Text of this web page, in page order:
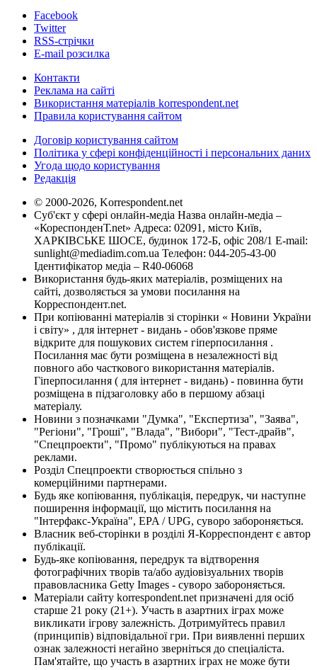
Facebook
Twitter
RSS-стрічки
E-mail розсилка
Контакти
Реклама на сайті
Використання матеріалів korrespondent.net
Правила користування сайтом
Договір користування сайтом
Політика у сфері конфіденційності і персональних даних
Угода щодо користування
Редакція
© 2000-2026, Korrespondent.net
Суб'єкт у сфері онлайн-медіа Назва онлайн-медіа –
«КореспонденТ.net» Адреса: 02091, місто Київ,
ХАРКІВСЬКЕ ШОСЕ, будинок 172-Б, офіс 208/1 E-mail:
sunlight@mediadim.com.ua Телефон: 044-205-43-00
Ідентифікатор медіа – R40-06068
Використання будь-яких матеріалів, розміщених на
сайті, дозволяється за умови посилання на
Корреспондент.net.
При копіюванні матеріалів зі сторінки « Новини України
і світу» , для інтернет - видань - обов'язкове пряме
відкрите для пошукових систем гіперпосилання .
Посилання має бути розміщена в незалежності від
повного або часткового використання матеріалів.
Гіперпосилання ( для інтернет - видань) - повинна бути
розміщена в підзаголовку або в першому абзаці
матеріалу.
Новини з позначками "Думка", "Експертиза", "Заява",
"Регіони", "Гроші", "Влада", "Вибори", "Тест-драйв",
"Спецпроекти", "Промо" публікуються на правах
реклами.
Розділ Спецпроекти створюється спільно з
комерційними партнерами.
Будь яке копіювання, публікація, передрук, чи наступне
поширення інформації, що містить посилання на
"Інтерфакс-Україна", EPA / UPG, суворо забороняється.
Власник веб-сторінки в розділі Я-Корреспондент є автор
публікації.
Будь-яке копіювання, передрук та відтворення
фотографічних творів та/або аудіовізуальних творів
правовласника Getty Images - суворо забороняється.
Матеріали сайту korrespondent.net призначені для осіб
старше 21 року (21+). Участь в азартних іграх може
викликати ігрову залежність. Дотримуйтесь правил
(принципів) відповідальної гри. При виявленні перших
ознак залежності негайно зверніться до спеціаліста.
Пам'ятайте, що участь в азартних іграх не може бути